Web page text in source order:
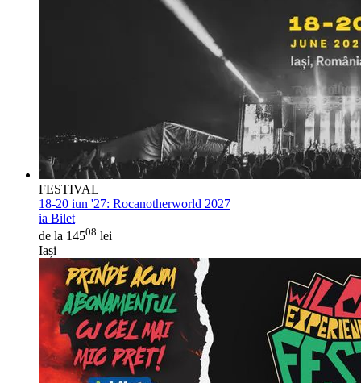
FESTIVAL
18-20 iun '27: Rocanotherworld 2027
ia Bilet
de la 14508 lei
Iași